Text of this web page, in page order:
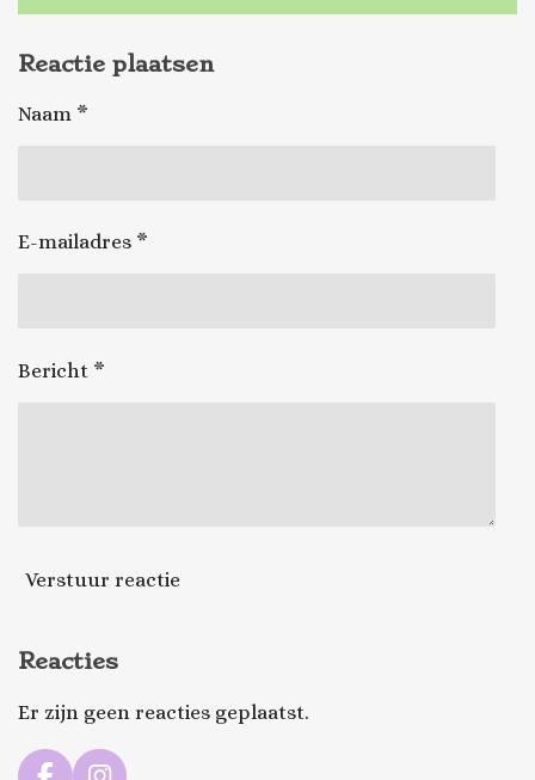
Reactie plaatsen
Naam *
E-mailadres *
Bericht *
Verstuur reactie
Reacties
Er zijn geen reacties geplaatst.